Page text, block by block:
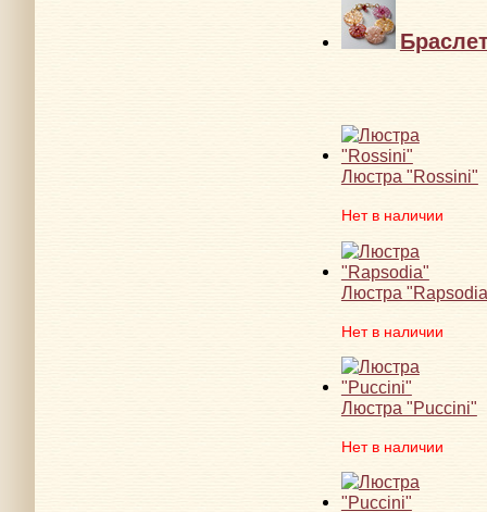
Люстра "Rossini"
Нет в наличии
Люстра
Нет в наличии
Люстра "Puccini"
Нет в наличии